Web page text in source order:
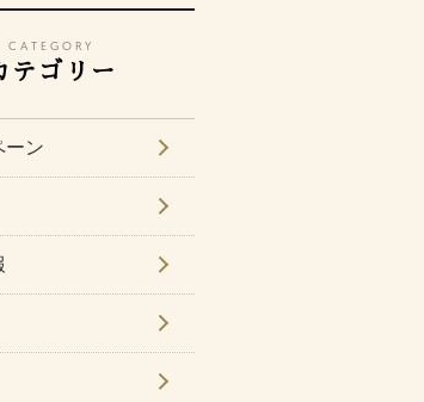
CATEGORY
テゴリー
ーン